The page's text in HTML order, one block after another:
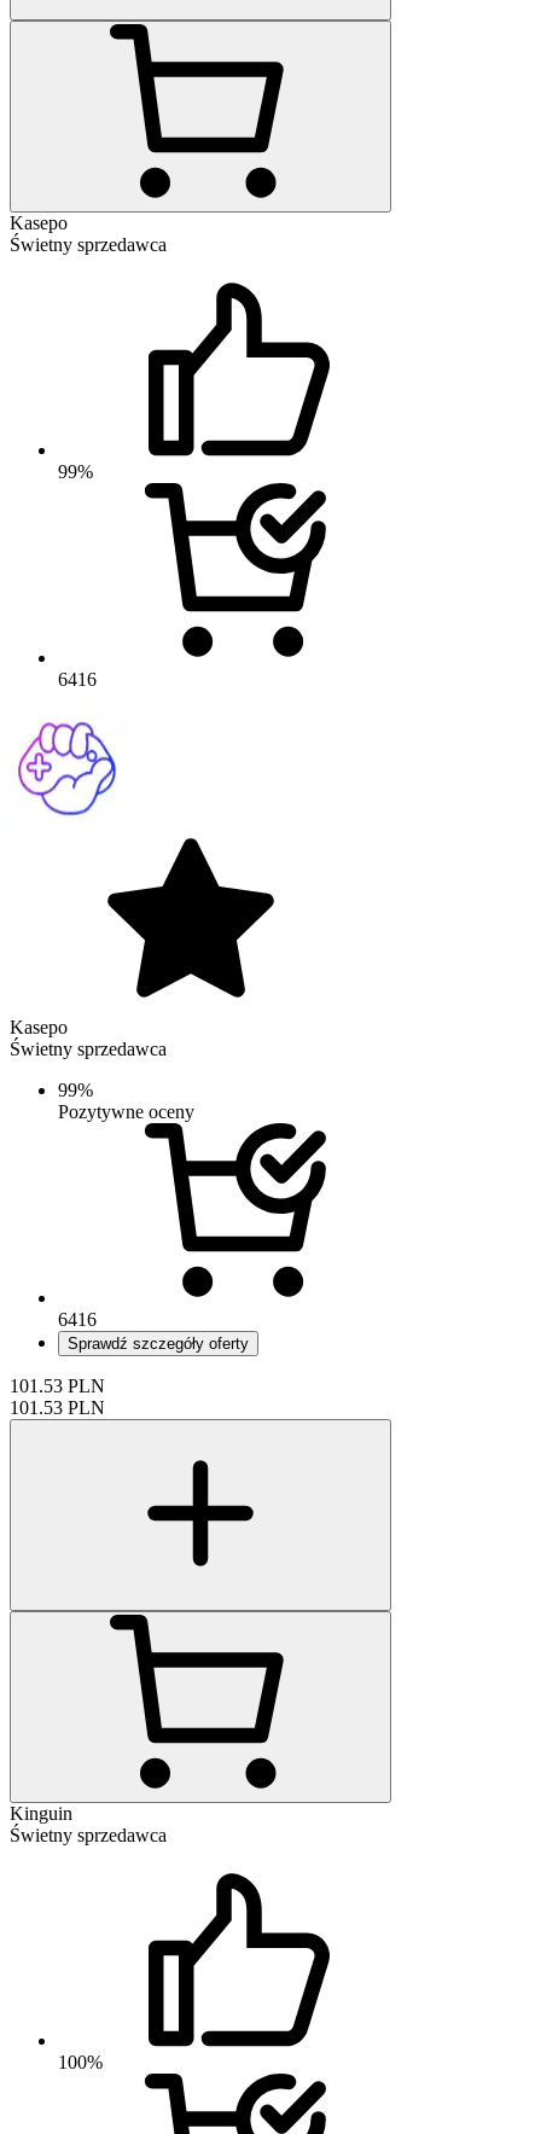
Kasepo
Świetny sprzedawca
99%
6416
Kasepo
Świetny sprzedawca
99%
Pozytywne oceny
6416
Sprawdź szczegóły oferty
101.53 PLN
101.53 PLN
Kinguin
Świetny sprzedawca
100%